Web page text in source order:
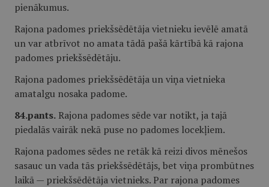
pienākumus.
Rajona padomes priekšsēdētāja vietnieku ievēlē amatā
un var atbrīvot no amata tādā pašā kārtībā kā rajona
padomes priekšsēdētāju.
Rajona padomes priekšsēdētāja un viņa vietnieka
amatalgu nosaka padome.
84.pants. Rajona padomes sēde var notikt, ja tajā
piedalās vairāk nekā puse no padomes locekļiem.
Rajona padomes sēdes ne retāk kā reizi divos mēnešos
sasauc un vada tās priekšsēdētājs, bet viņa prombūtnes
laikā — priekšsēdētāja vietnieks. Par rajona padomes